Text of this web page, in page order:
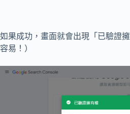
如果成功，畫面就會出現「已驗證
容易！）